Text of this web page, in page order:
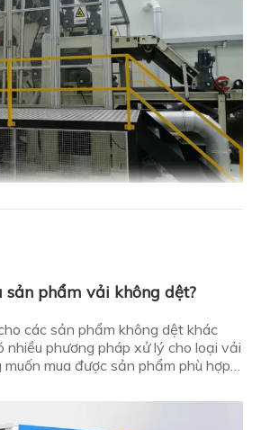
sản phẩm vải không dệt?
các sản phẩm không dệt khác
nhiều phương pháp xử lý cho loại vải
muốn mua được sản phẩm phù hợp
sản phẩm vải không dệt, đây là sơ
n